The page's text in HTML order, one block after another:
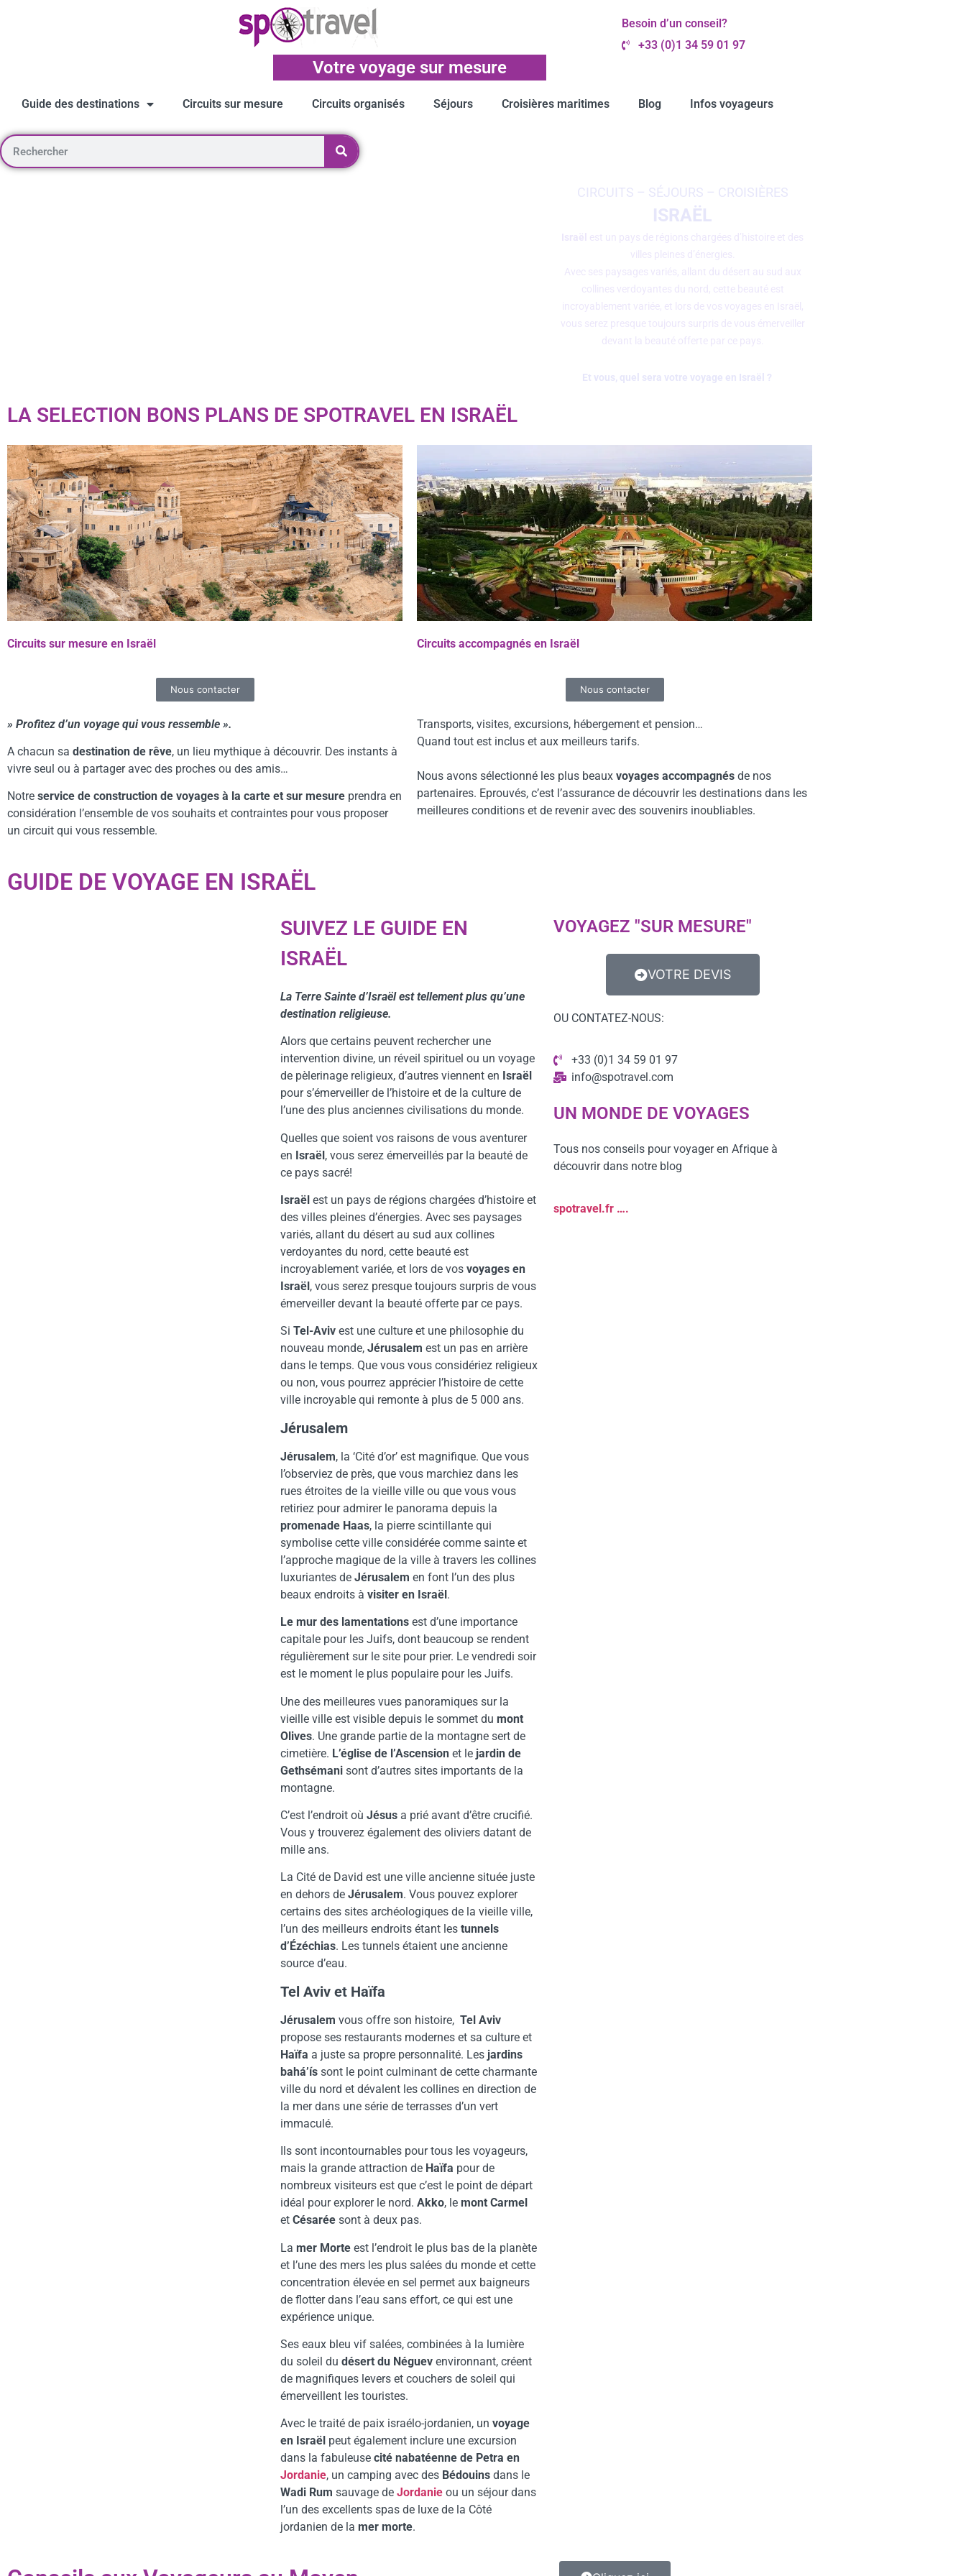
Besoin d’un conseil?
+33 (0)1 34 59 01 97
Votre voyage sur mesure
Guide des destinations Circuits sur mesure Circuits organisés Séjours Croisières maritimes Blog Infos voyageurs
CIRCUITS – SÉJOURS – CROISIÈRES
ISRAËL
Israël est un pays de régions chargées d’histoire et des
villes pleines d’énergies.
Avec ses paysages variés, allant du désert au sud aux
collines verdoyantes du nord, cette beauté est
incroyablement variée, et lors de vos voyages en Israël,
vous serez presque toujours surpris de vous émerveiller
devant la beauté offerte par ce pays.
Et vous, quel sera votre voyage en Israël ?
LA SELECTION BONS PLANS DE SPOTRAVEL EN ISRAËL
Circuits sur mesure en Israël
Nous contacter
» Profitez d’un voyage qui vous ressemble ».
A chacun sa destination de rêve, un lieu mythique à découvrir. Des instants à
vivre seul ou à partager avec des proches ou des amis…
Notre service de construction de voyages à la carte et sur mesure prendra en
considération l’ensemble de vos souhaits et contraintes pour vous proposer
un circuit qui vous ressemble.
Circuits accompagnés en Israël
Nous contacter
Transports, visites, excursions, hébergement et pension…
Quand tout est inclus et aux meilleurs tarifs.
Nous avons sélectionné les plus beaux voyages accompagnés de nos
partenaires. Eprouvés, c’est l’assurance de découvrir les destinations dans les
meilleures conditions et de revenir avec des souvenirs inoubliables.
GUIDE DE VOYAGE EN ISRAËL
SUIVEZ LE GUIDE EN
ISRAËL
La Terre Sainte d’Israël est tellement plus qu’une
destination religieuse.
Alors que certains peuvent rechercher une
intervention divine, un réveil spirituel ou un voyage
de pèlerinage religieux, d’autres viennent en Israël
pour s’émerveiller de l’histoire et de la culture de
l’une des plus anciennes civilisations du monde.
Quelles que soient vos raisons de vous aventurer
en Israël, vous serez émerveillés par la beauté de
ce pays sacré!
Israëlest un pays de régions chargées d’histoire et
des villes pleines d’énergies. Avec ses paysages
variés, allant du désert au sud aux collines
verdoyantes du nord, cette beauté est
incroyablement variée, et lors de vos voyages en
Israël, vous serez presque toujours surpris de vous
émerveiller devant la beauté offerte par ce pays.
Si Tel-Avivest une culture et une philosophie du
nouveau monde, Jérusalem est un pas en arrière
dans le temps. Que vous vous considériez religieux
ou non, vous pourrez apprécier l’histoire de cette
ville incroyable qui remonte à plus de 5 000 ans.
Jérusalem
Jérusalem, la ‘Cité d’or’ est magnifique. Que vous
l’observiez de près, que vous marchiez dans les
rues étroites de la vieille ville ou que vous vous
retiriez pour admirer le panorama depuis la
promenade Haas, la pierre scintillante qui
symbolise cette ville considérée comme sainte et
l’approche magique de la ville à travers les collines
luxuriantes de Jérusalem en font l’un des plus
beaux endroits à visiter en Israël.
Le mur des lamentationsest d’une importance
capitale pour les Juifs, dont beaucoup se rendent
régulièrement sur le site pour prier. Le vendredi soir
est le moment le plus populaire pour les Juifs.
Une des meilleures vues panoramiques sur la
vieille ville est visible depuis le sommet du mont
Olives. Une grande partie de la montagne sert de
cimetière. L’église de l’Ascensionet le jardin de
Gethsémanisont d’autres sites importants de la
montagne.
C’est l’endroit où Jésusa prié avant d’être crucifié.
Vous y trouverez également des oliviers datant de
mille ans.
La Cité de David est une ville ancienne située juste
en dehors de Jérusalem. Vous pouvez explorer
certains des sites archéologiques de la vieille ville,
l’un des meilleurs endroits étant les tunnels
d’Ézéchias. Les tunnels étaient une ancienne
source d’eau.
Tel Aviv et Haïfa
Jérusalem vous offre son histoire, Tel Aviv
propose ses restaurants modernes et sa culture et
Haïfa a juste sa propre personnalité. Les jardins
bahá’íssont le point culminant de cette charmante
ville du nord et dévalent les collines en direction de
la mer dans une série de terrasses d’un vert
immaculé.
Ils sont incontournables pour tous les voyageurs,
mais la grande attraction de Haïfa pour de
nombreux visiteurs est que c’est le point de départ
idéal pour explorer le nord. Akko, le mont Carmel
et Césaréesont à deux pas.
La mer Morteest l’endroit le plus bas de la planète
et l’une des mers les plus salées du monde et cette
concentration élevée en sel permet aux baigneurs
de flotter dans l’eau sans effort, ce qui est une
expérience unique.
Ses eaux bleu vif salées, combinées à la lumière
du soleil du désert du Néguevenvironnant, créent
de magnifiques levers et couchers de soleil qui
émerveillent les touristes.
Avec le traité de paix israélo-jordanien, un voyage
en Israël peut également inclure une excursion
dans la fabuleuse cité nabatéenne de Petra en
Jordanie, un camping avec des Bédouinsdans le
Wadi Rum sauvage de Jordanie ou un séjour dans
l’un des excellents spas de luxe de la Côté
jordanien de la mer morte.
VOYAGEZ "SUR MESURE"
VOTRE DEVIS
OU CONTATEZ-NOUS:
+33 (0)1 34 59 01 97
info@spotravel.com
UN MONDE DE VOYAGES
Tous nos conseils pour voyager en Afrique à
découvrir dans notre blog
spotravel.fr ….